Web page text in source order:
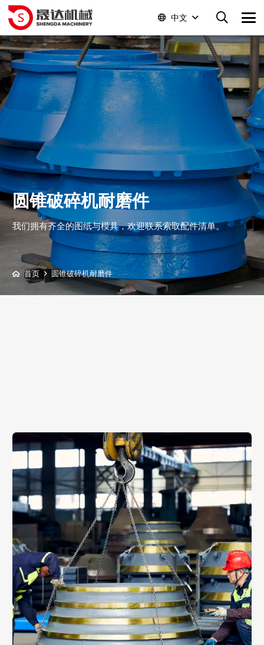
中文
圆锥破碎机耐磨件
我们拥有齐全的图纸与模具，欢迎联系索取配件清单。
首页 圆锥破碎机耐磨件